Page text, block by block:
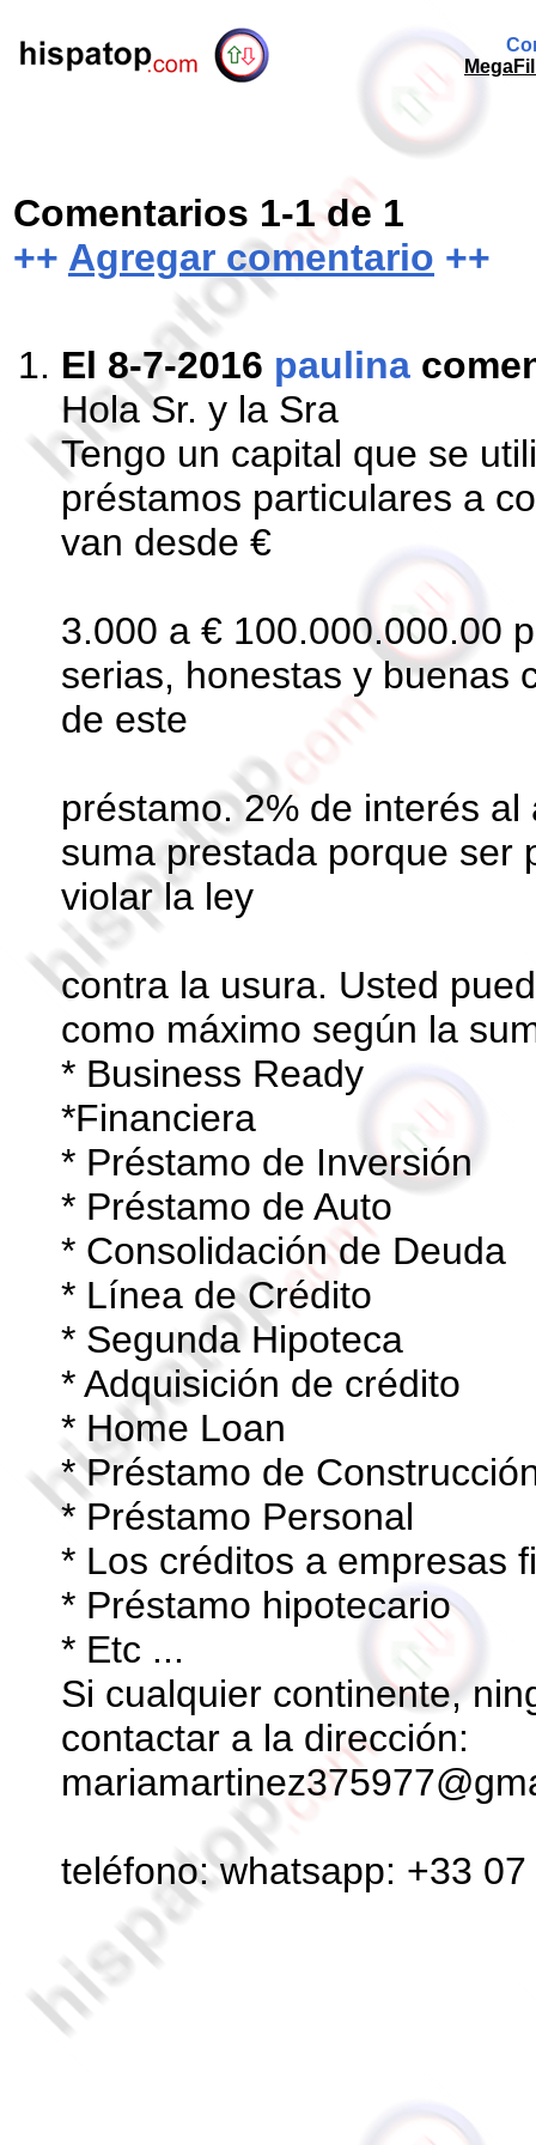
Comentarios 1-1 de 1
++ Agregar comentario ++
El 8-7-2016 paulina
Hola Sr. y la Sra
Tengo un capital que se
préstamos particulares a
van desde €
3.000 a € 100.000.000.00
serias, honestas y buenas
de este
préstamo. 2% de interés
suma prestada porque ser
violar la ley
contra la usura. Usted
como máximo según la
* Business Ready
*Financiera
* Préstamo de Inversión
* Préstamo de Auto
* Consolidación de Deuda
* Línea de Crédito
* Segunda Hipoteca
* Adquisición de crédito
* Home Loan
* Préstamo de
* Préstamo Personal
* Los créditos a empresas
* Préstamo hipotecario
* Etc ...
Si cualquier continente,
contactar a la dirección:
teléfono: whatsapp: +33